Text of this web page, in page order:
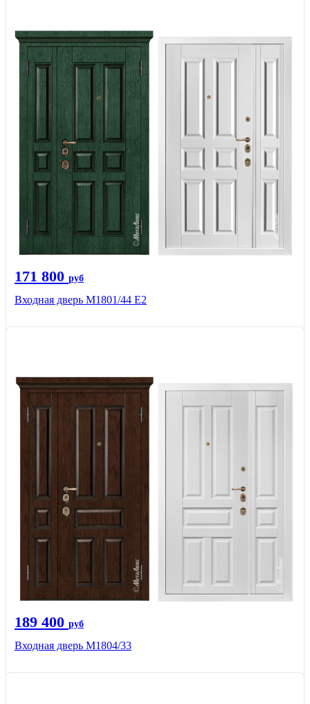
171 800 руб
Входная дверь М1801/44 Е2
189 400 руб
Входная дверь М1804/33